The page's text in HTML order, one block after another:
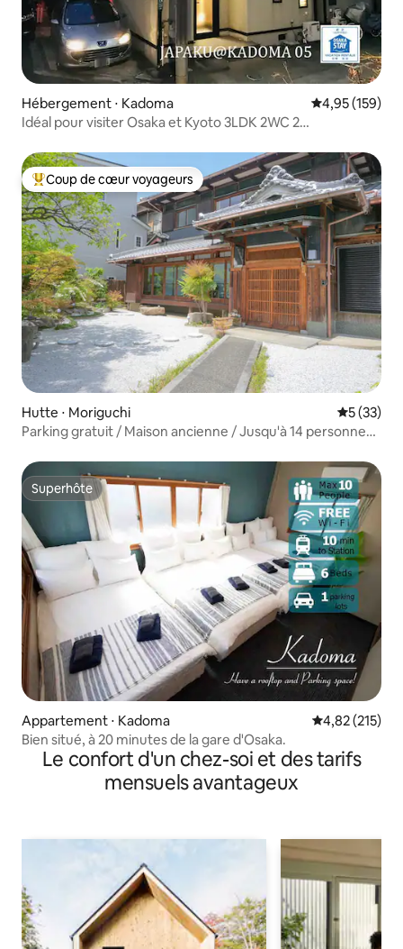
Hébergement ⋅ Kadoma Évaluation
4,95 (159)
Idéal pour visiter Osaka et Kyoto 3LDK 2WC 2
gare la plus proche
Coups de cœur voyageurs les plus appréciés
Coup de cœur voyageurs
Hutte ⋅ Moriguchi
5 (33)
Parking gratuit / Maison ancienne / Jusqu'à 14 personnes /
Osaka, Shinsaibashi, Namba à 30 minutes en voiture
Superhôte
Superhôte
Appartement ⋅ Kadoma Évaluation
4,82 (215)
Bien situé, à 20 minutes de la gare d'Osaka.
Le confort d'un chez-soi et des tarifs
mensuels avantageux